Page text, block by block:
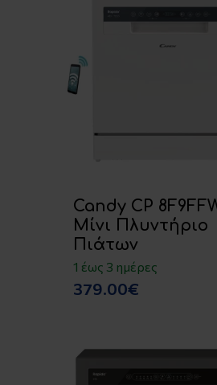
Candy CP
Μίνι Πλυντήριο
Πιάτων
1 έως 3 ημέρες
379.00€